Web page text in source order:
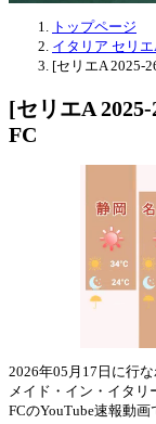
トップページ
イタリア セリ
[セリエA 2025-
[セリエA
FC
2026年05月17日に行
メイド・イン・イタリ
FCのYouTube速報動画